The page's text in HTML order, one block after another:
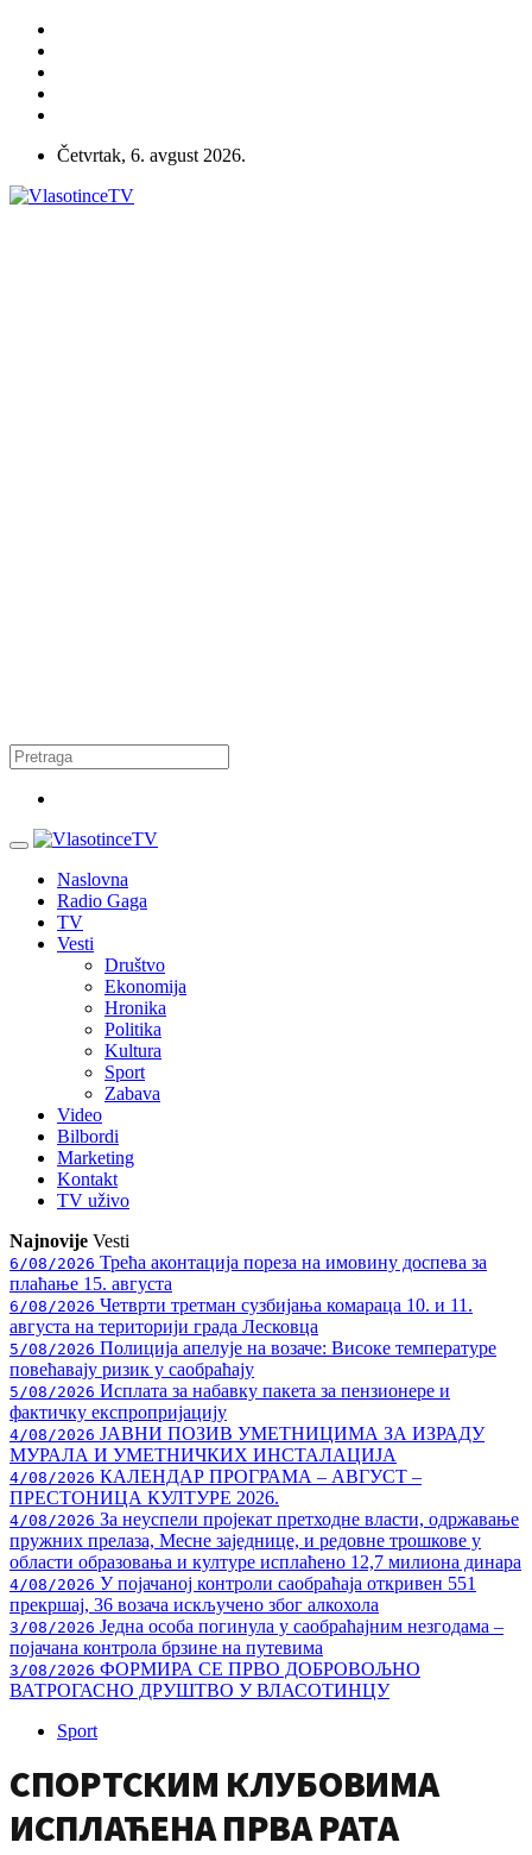
Četvrtak, 6. avgust 2026.
Naslovna
Radio Gaga
TV
Vesti
Društvo
Ekonomija
Hronika
Politika
Kultura
Sport
Zabava
Video
Bilbordi
Marketing
Kontakt
TV uživo
Najnovije Vesti
6/08/2026 Трећа аконтација пореза на имовину доспева за
плаћање 15. августа
6/08/2026 Четврти третман сузбијања комараца 10. и 11.
августа на територији града Лесковца
5/08/2026 Полиција апелује на возаче: Високе температуре
повећавају ризик у саобраћају
5/08/2026 Исплата за набавку пакета за пензионере и
фактичку експропријацију
4/08/2026 ЈАВНИ ПОЗИВ УМЕТНИЦИМА ЗА ИЗРАДУ
МУРАЛА И УМЕТНИЧКИХ ИНСТАЛАЦИЈА
4/08/2026 КАЛЕНДАР ПРОГРАМА – АВГУСТ –
ПРЕСТОНИЦА КУЛТУРЕ 2026.
4/08/2026 За неуспели пројекат претходне власти, одржавање
пружних прелаза, Месне заједнице, и редовне трошкове у
области образовања и културе исплаћено 12,7 милиона динара
4/08/2026 У појачаној контроли саобраћаја откривен 551
прекршај, 36 возача искључено због алкохола
3/08/2026 Једна особа погинула у саобраћајним незгодама –
појачана контрола брзине на путевима
3/08/2026 ФОРМИРА СЕ ПРВО ДОБРОВОЉНО
ВАТРОГАСНО ДРУШТВО У ВЛАСОТИНЦУ
Sport
СПОРТСКИМ КЛУБОВИМА
ИСПЛАЋЕНА ПРВА РАТА